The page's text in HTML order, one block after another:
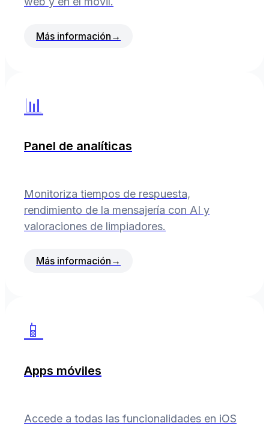
Más información →
📊
Panel de analíticas
Monitoriza tiempos de respuesta,
rendimiento de la mensajería con AI y
valoraciones de limpiadores.
Más información →
📱
Apps móviles
Accede a todas las funcionalidades en iOS